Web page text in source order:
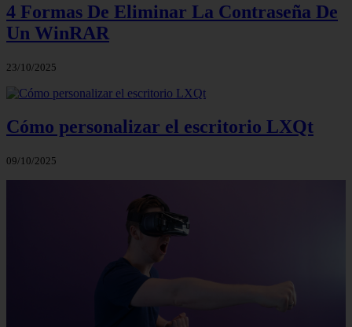
4 Formas De Eliminar La Contraseña De
Un WinRAR
23/10/2025
Cómo personalizar el escritorio LXQt
09/10/2025